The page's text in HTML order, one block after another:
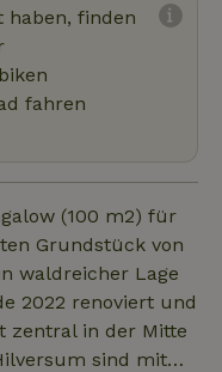
haben, finden
fahren
(100 m2) für
Grundstück von
waldreicher Lage
2022 renoviert und
zentral in der Mitte
sind mit